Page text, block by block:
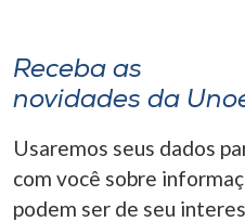
Receba as
novidades da
Usaremos seus dados
com você sobre
podem ser de seu